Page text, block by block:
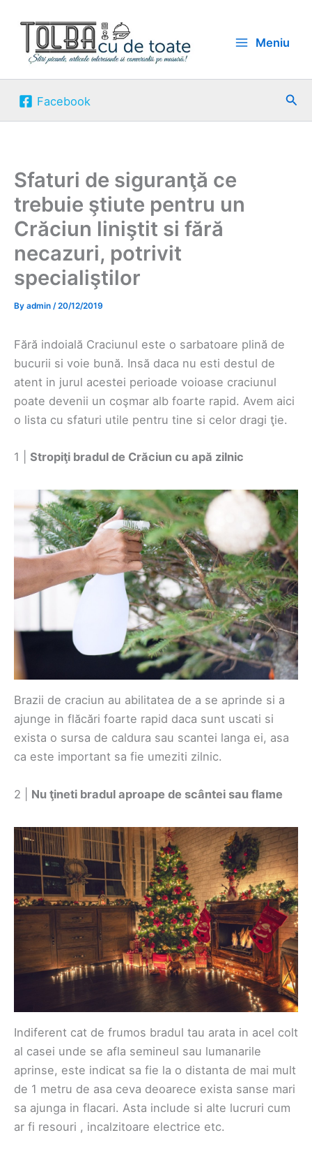
content
Meniu
Facebook
Sfaturi de siguranţă ce
trebuie ştiute pentru un
Crăciun liniştit si fără
necazuri, potrivit
specialiştilor
By admin /20/12/2019
Fără indoială Craciunul este o sarbatoare plină de
bucurii si voie bună. Insă daca nu esti destul de
atent in jurul acestei perioade voioase craciunul
poate devenii un coşmar alb foarte rapid. Avem aici
o lista cu sfaturi utile pentru tine si celor dragi ţie.
1 | Stropiţi bradul de Crăciun cu apă zilnic
Brazii de craciun au abilitatea de a se aprinde si a
ajunge in flăcări foarte rapid daca sunt uscati si
exista o sursa de caldura sau scantei langa ei, asa
ca este important sa fie umeziti zilnic.
2 | Nu ţineti bradul aproape de scântei sau flame
Indiferent cat de frumos bradul tau arata in acel colt
al casei unde se afla semineul sau lumanarile
aprinse, este indicat sa fie la o distanta de mai mult
de 1 metru de asa ceva deoarece exista sanse mari
sa ajunga in flacari. Asta include si alte lucruri cum
ar fi resouri , incalzitoare electrice etc.